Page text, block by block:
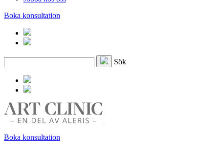
Boka konsultation
Sök
Boka konsultation